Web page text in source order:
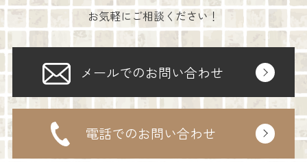
お気軽にご相談ください！
メールでのお問い合わせ
電話でのお問い合わせ